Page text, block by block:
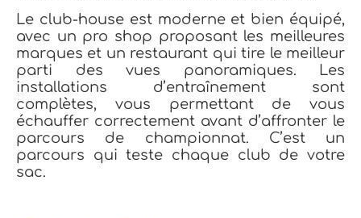
Le club-house est moderne et bien équipé,
avec un pro shop proposant les meilleures
marques et un restaurant qui tire le meilleur
parti des vues panoramiques. Les
installations d’entraînement sont
complètes, vous permettant de vous
échauffer correctement avant d’affronter le
parcours de championnat. C’est un
parcours qui teste chaque club de votre
sac.